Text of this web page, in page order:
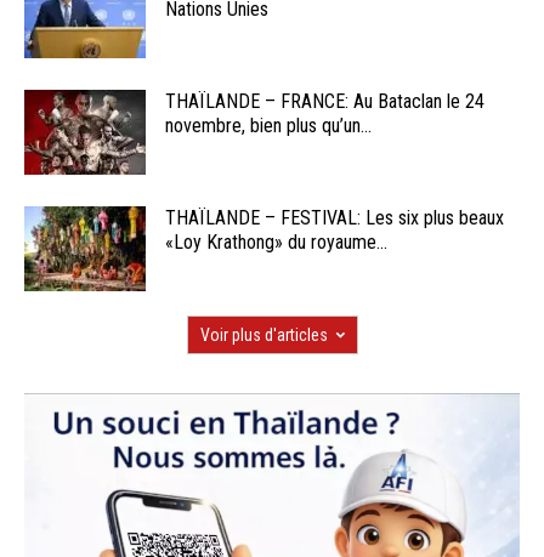
Nations Unies
THAÏLANDE – FRANCE: Au Bataclan le 24
novembre, bien plus qu’un...
THAÏLANDE – FESTIVAL: Les six plus beaux
«Loy Krathong» du royaume...
Voir plus d'articles